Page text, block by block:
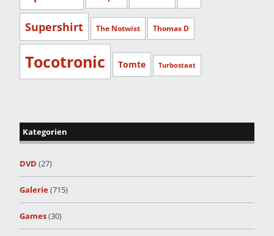
Supershirt The Notwist Thomas D
Tocotronic Tomte Turbostaat
Kategorien
DVD (27)
Galerie(715)
Games(30)